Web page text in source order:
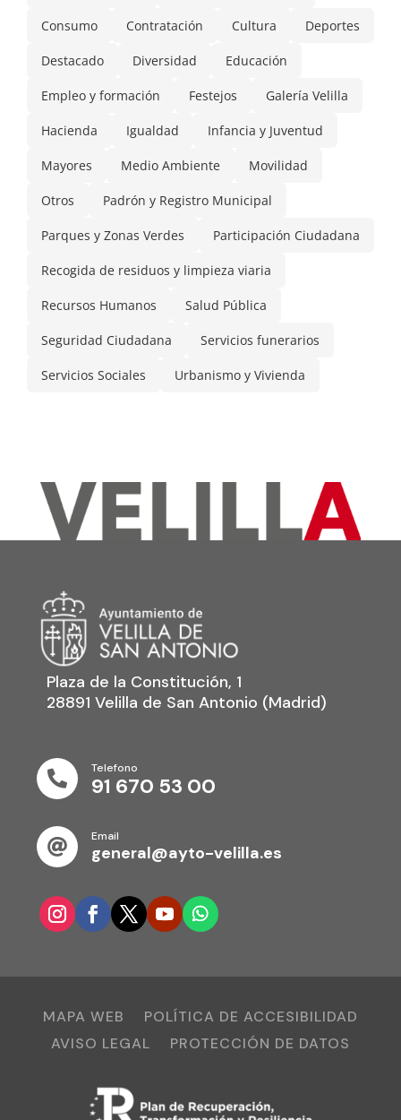
Consumo Contratación Cultura Deportes
Destacado Diversidad Educación
Empleo y formación Festejos Galería Velilla
Hacienda Igualdad Infancia y Juventud
Mayores Medio Ambiente Movilidad
Otros Padrón y Registro Municipal
Parques y Zonas Verdes Participación Ciudadana
Recogida de residuos y limpieza viaria
Recursos Humanos Salud Pública
Seguridad Ciudadana Servicios funerarios
Servicios Sociales Urbanismo y Vivienda
Plaza de la Constitución, 1
28891 Velilla de San Antonio (Madrid)

Telefono
91 670 53 00

Email
general@ayto-velilla.es
MAPA WEB
POLÍTICA DE ACCESIBILIDAD
AVISO LEGAL
PROTECCIÓN DE DATOS